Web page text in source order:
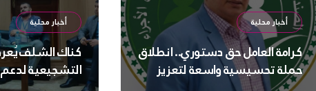
أخبار محلية
كرامة العامل حق دستوري.. انطلاق
حملة تحسيسية واسعة لتعزيز
أخبار محلية
كناك الشلف
التشجيعية